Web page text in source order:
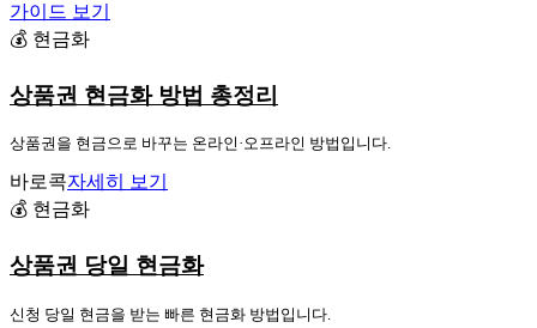
가이드 보기
💰 현금화
상품권 현금화 방법 총정리
상품권을 현금으로 바꾸는 온라인·오프라인 방법입니다.
바로콕자세히 보기
💰 현금화
상품권 당일 현금화
신청 당일 현금을 받는 빠른 현금화 방법입니다.